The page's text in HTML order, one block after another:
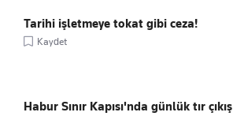
Tarihi işletmeye tokat gibi ceza!
Kaydet
Habur Sınır Kapısı'nda günlük tır çıkış